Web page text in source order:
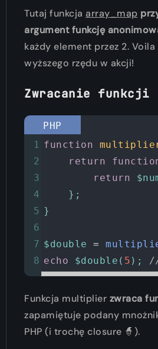
Tutaj funkcja array_map
argument funkcję
każdy element przez 2.
wyższego rzędu w akcji!
Zwracanie funkcji
PHP
1
function
2
return
3
return
4
    };
5 }
6
7 $double =
8 echo $double ( 5 );
Funkcja multiplier zwraca
zapamiętuje podany
PHP (i trochę closure 🧙).